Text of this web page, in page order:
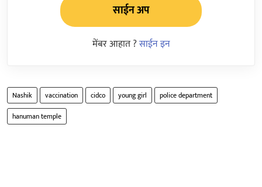
साईन अप
मेंबर आहात ?साईन इन
Nashik vaccination cidco young girl
police department
hanuman temple